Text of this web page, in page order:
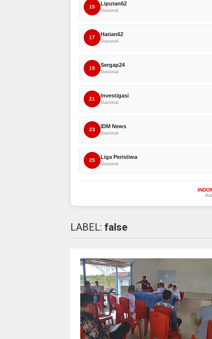
15
Liputan62
Nasional
17
Harian62
Nasional
19
Sergap24
Nasional
21
Investigasi
Nasional
23
IDM News
Nasional
25
Liga Peristiwa
Nasional
LABEL: false